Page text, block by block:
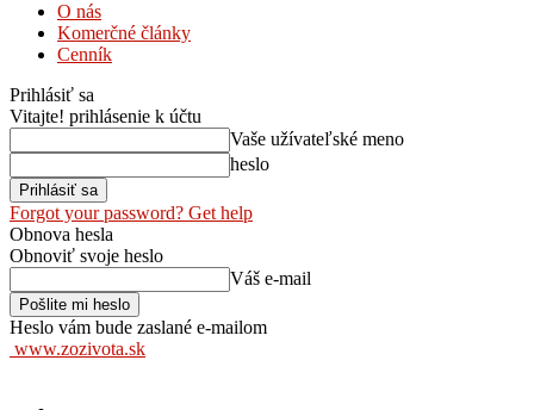
O nás
Komerčné články
Cenník
Prihlásiť sa
Vitajte! prihlásenie k účtu
Vaše užívateľské meno
heslo
Forgot your password? Get help
Obnova hesla
Obnoviť svoje heslo
Váš e-mail
Heslo vám bude zaslané e-mailom
www.zozivota.sk